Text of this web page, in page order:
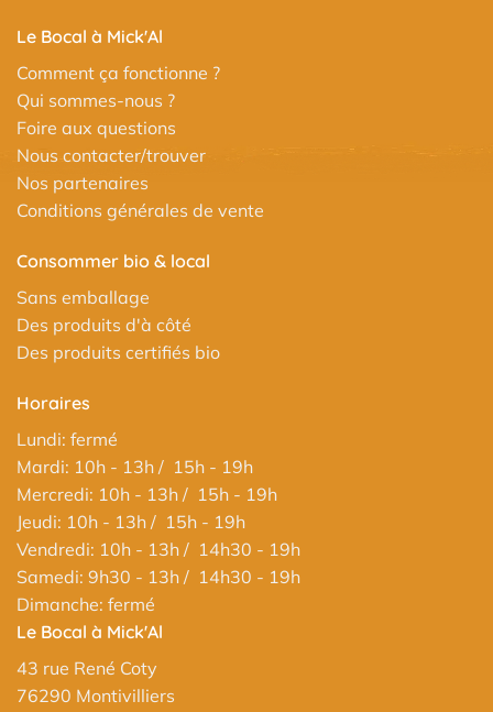
Le Bocal à Mick'Al
Comment ça fonctionne ?
Qui sommes-nous ?
Foire aux questions
Nous contacter/trouver
Nos partenaires
Conditions générales de vente
Consommer bio & local
Sans emballage
Des produits d'à côté
Des produits certifiés bio
Horaires
Lundi: fermé
Mardi: 10h - 13h / 15h - 19h
Mercredi: 10h - 13h / 15h - 19h
Jeudi: 10h - 13h / 15h - 19h
Vendredi: 10h - 13h / 14h30 - 19h
Samedi: 9h30 - 13h / 14h30 - 19h
Dimanche: fermé
Le Bocal à Mick'Al
43 rue René Coty
76290 Montivilliers